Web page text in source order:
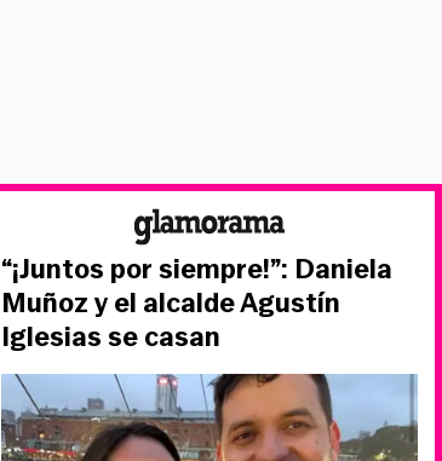
“¡Juntos por siempre!”: Daniela
Muñoz y el alcalde Agustín
Iglesias se casan